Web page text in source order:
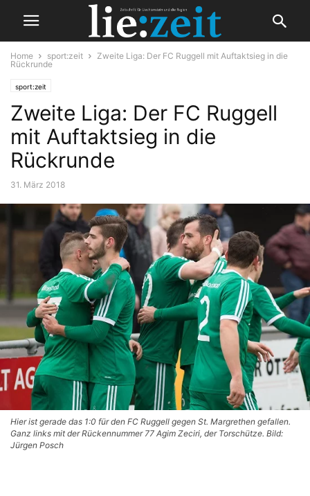
Home sport:zeit
Zweite Liga: Der FC Ruggell mit Auftaktsieg in die
Rückrunde
sport:zeit
Zweite Liga: Der FC Ruggell
mit Auftaktsieg in die
Rückrunde
31. März 2018
Hier ist gerade das 1:0 für den FC Ruggell gegen St. Margrethen gefallen.
Ganz links mit der Rückennummer 77 Agim Zeciri, der Torschütze. Bild:
Jürgen Posch